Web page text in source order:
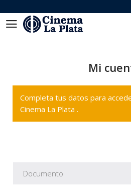
Mi
Completa tus datos para
Cinema La Plata .